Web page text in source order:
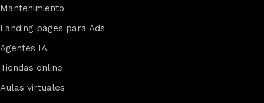
Mantenimiento
Landing pages para Ads
Agentes IA
Tiendas online
Aulas virtuales